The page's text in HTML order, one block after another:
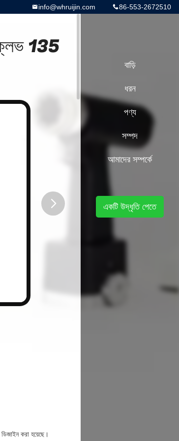
86-553-2672510
info@whruijin.com
135
করা হয়েছে।
বাড়ি
ধরন
পণ্য
সম্পদ
আমাদের সম্পর্কে
একটি উদ্ধৃতি পেতে